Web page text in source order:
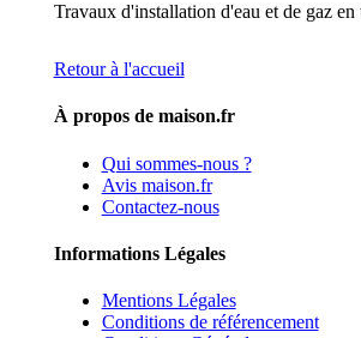
Travaux d'installation d'eau et de gaz en
Retour à l'accueil
À propos de maison.fr
Qui sommes-nous ?
Avis maison.fr
Contactez-nous
Informations Légales
Mentions Légales
Conditions de référencement